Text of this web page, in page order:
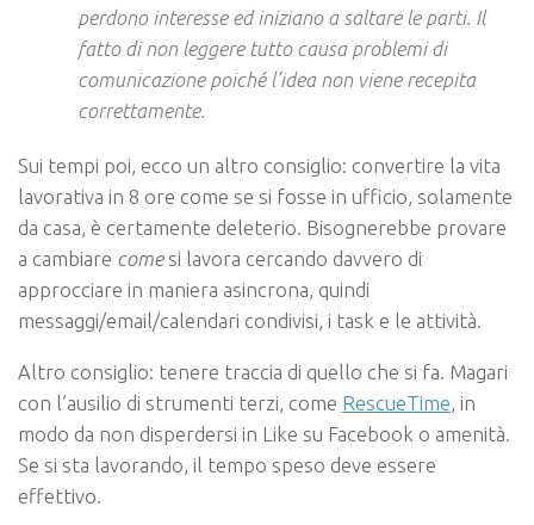
perdono interesse ed iniziano a saltare le parti. Il
fatto di non leggere tutto causa problemi di
comunicazione poiché l’idea non viene recepita
correttamente.
Sui tempi poi, ecco un altro consiglio: convertire la vita
lavorativa in 8 ore come se si fosse in ufficio, solamente
da casa, è certamente deleterio. Bisognerebbe provare
a cambiare comesi lavora cercando davvero di
approcciare in maniera asincrona, quindi
messaggi/email/calendari condivisi, i task e le attività.
Altro consiglio: tenere traccia di quello che si fa. Magari
con l’ausilio di strumenti terzi, come RescueTime, in
modo da non disperdersi in Like su Facebook o amenità.
Se si sta lavorando, il tempo speso deve essere
effettivo.